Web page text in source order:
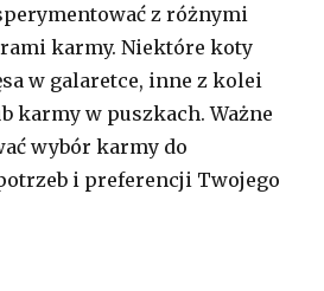
z różnymi
karmy. Niektóre koty
w galaretce, inne z kolei
karmy w puszkach. Ważne
wybór karmy do
i preferencji Twojego